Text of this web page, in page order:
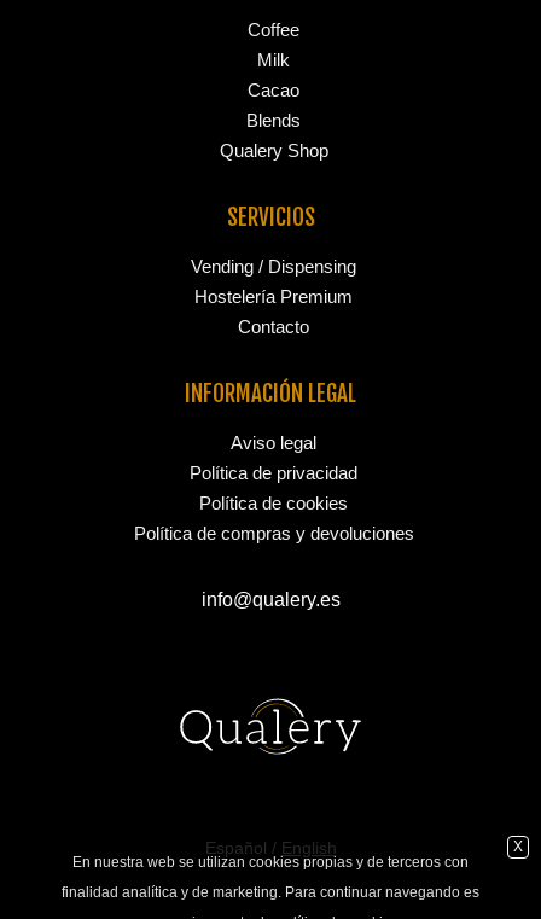
Coffee
Milk
Cacao
Blends
Qualery Shop
SERVICIOS
Vending / Dispensing
Hostelería Premium
Contacto
INFORMACIÓN LEGAL
Aviso legal
Política de privacidad
Política de cookies
Política de compras y devoluciones
info@qualery.es
Español / English
X
En nuestra web se utilizan cookies propias y de terceros con
finalidad analítica y de marketing. Para continuar navegando es